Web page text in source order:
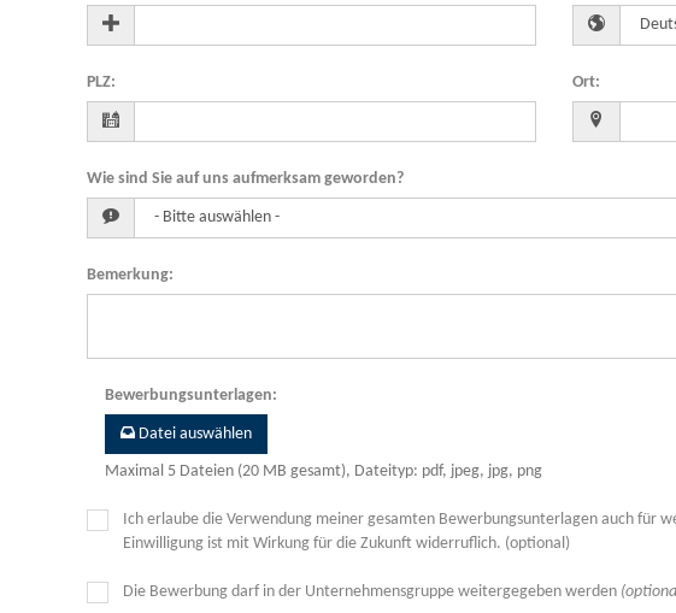
PLZ: Ort:
Wie sind Sie auf uns aufmerksam geworden?
Bemerkung:
Bewerbungsunterlagen:
Datei auswählen
Maximal 5 Dateien (20 MB gesamt), Dateityp: pdf, jpeg, jpg, png
Ich erlaube die Verwendung meiner gesamten Bewerbungsunterlagen auch für
Einwilligung ist mit Wirkung für die Zukunft widerruflich. (optional)
Die Bewerbung darf in der Unternehmensgruppe weitergegeben werden